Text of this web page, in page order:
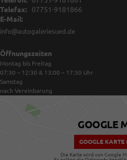
Telefax:
07751-9181866
E-Mail:
info@autogaleriesued.de
Öffnungszeiten
Montag bis Freitag
07:30 – 12:30 & 13:00 – 17:30 Uhr
Samstag
nach Vereinbarung
GOOGLE
GOOGLE KARTE
Die Karte wird von Google